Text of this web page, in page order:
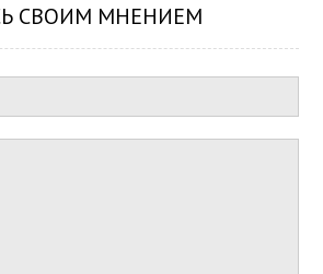
СВОИМ МНЕНИЕМ